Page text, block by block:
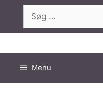
indhold
efter:
Menu